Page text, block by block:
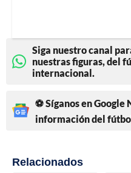
Siga nuestro canal
nuestras figuras, del
internacional.
⚽ Síganos en
información del
Relacionados